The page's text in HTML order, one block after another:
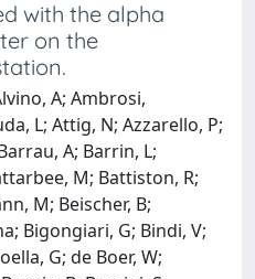
with the alpha
on the
A; Ambrosi,
L; Attig, N; Azzarello, P;
A; Barrin, L;
M; Battiston, R;
M; Beischer, B;
Bigongiari, G; Bindi, V;
G; de Boer, W;